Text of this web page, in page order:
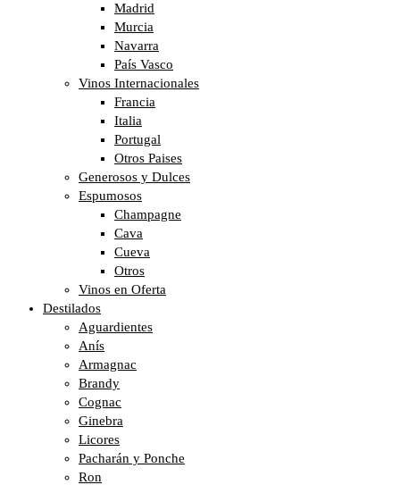
Madrid
Murcia
Navarra
País Vasco
Vinos Internacionales
Francia
Italia
Portugal
Otros Paises
Generosos y Dulces
Espumosos
Champagne
Cava
Cueva
Otros
Vinos en Oferta
Destilados
Aguardientes
Anís
Armagnac
Brandy
Cognac
Ginebra
Licores
Pacharán y Ponche
Ron